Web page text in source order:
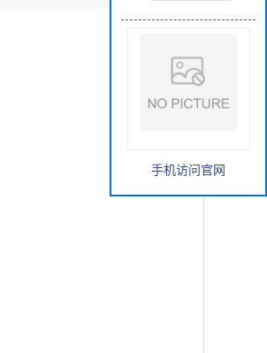
手机访问官网